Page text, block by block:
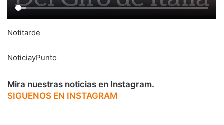
Notitarde
NoticiayPunto
Mira nuestras noticias en Instagram.
SIGUENOS EN INSTAGRAM